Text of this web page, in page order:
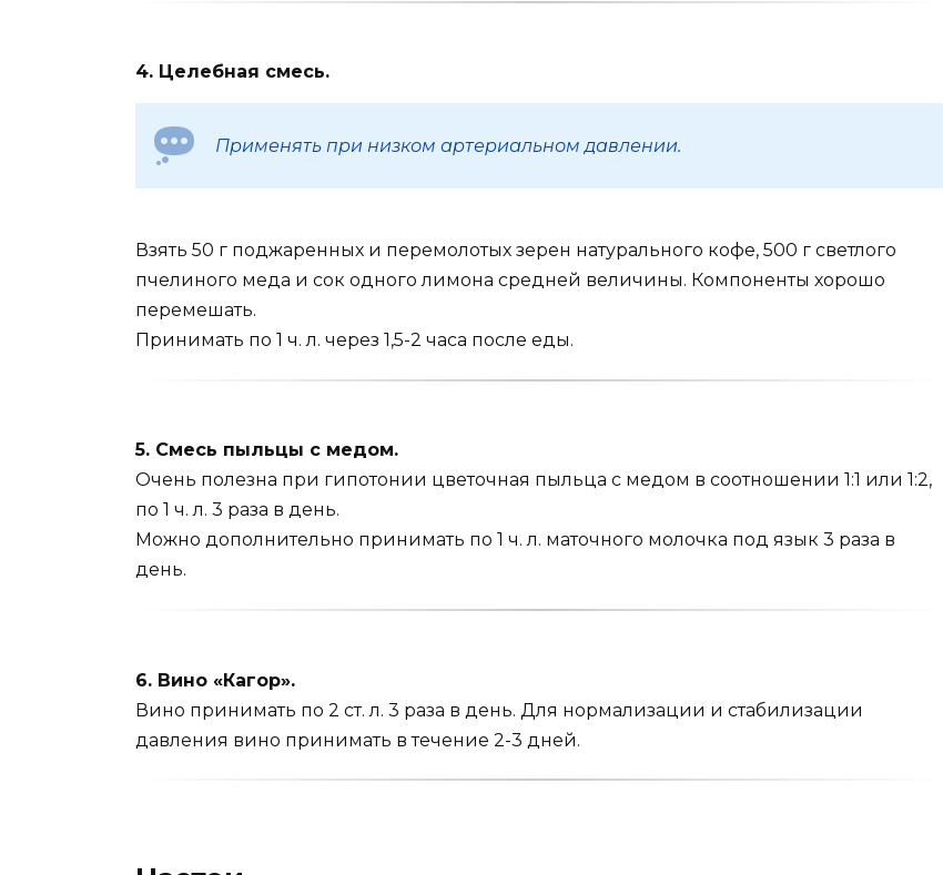
4. Целебная смесь.
Применять при низком артериальном давлении.
Взять 50 г поджаренных и перемолотых зерен нату­рального кофе, 500 г светлого
пчелиного меда и сок одного лимона средней величины. Компоненты хо­рошо
перемешать.
Принимать по 1 ч. л. через 1,5-2 часа после еды.
5. Смесь пыльцы с медом.
Очень полезна при гипотонии цветочная пыльца с медом в соотношении 1:1 или 1:2,
по 1 ч. л. 3 раза в день.
Можно дополнительно принимать по 1 ч. л. ма­точного молочка под язык 3 раза в
день.
6. Вино «Кагор».
Вино принимать по 2 ст. л. 3 раза в день. Для нормализации и стабилизации
давления вино при­нимать в течение 2-3 дней.